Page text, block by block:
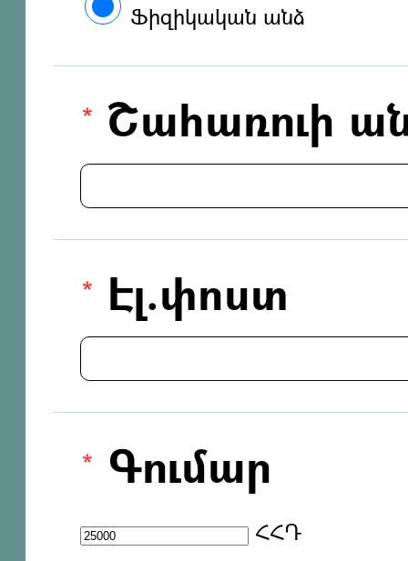
Ֆիզիկական անձ
Շահառուի
Էլ.փոստ
Գումար
ՀՀԴ